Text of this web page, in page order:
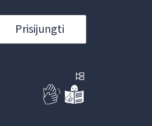
Prisijungti